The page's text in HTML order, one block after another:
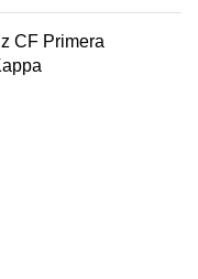
CF Primera